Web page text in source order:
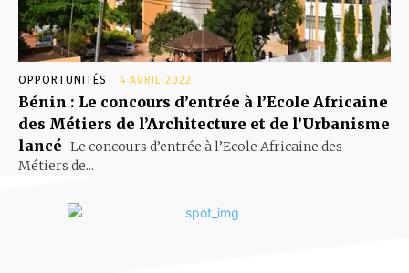
OPPORTUNITÉS 4 AVRIL 2022
Bénin : Le concours d’entrée à l’Ecole Africaine
des Métiers de l’Architecture et de l’Urbanisme
lancé Le concours d’entrée à l’Ecole Africaine des
Métiers de...